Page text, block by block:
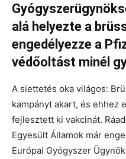
alá helyezte a
engedélyezze a
védőoltást minél
A siettetés oka világos:
kampányt akart, és ehhez
fejlesztett ki vakcinát.
Egyesült Államok már
Európai Gyógyszer